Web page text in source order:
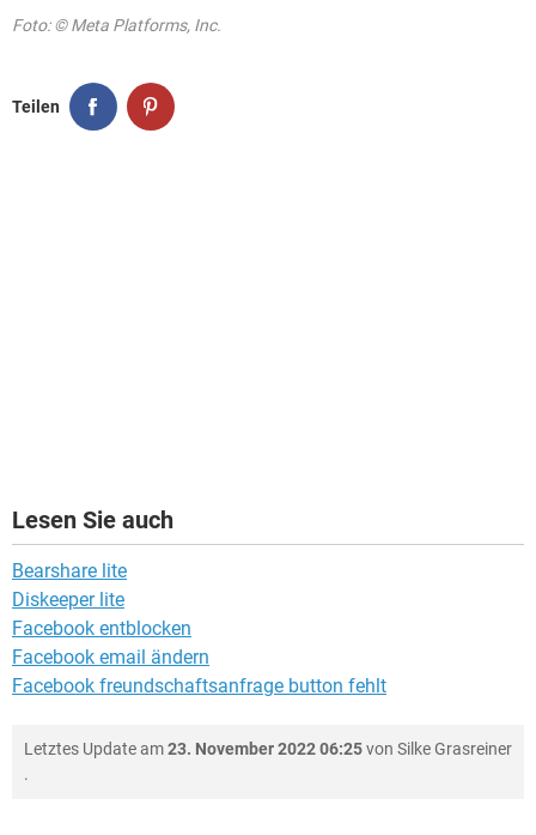
Foto: © Meta Platforms, Inc.
Teilen
Lesen Sie auch
Bearshare lite
Diskeeper lite
Facebook entblocken
Facebook email ändern
Facebook freundschaftsanfrage button fehlt
Letztes Update am23. November 2022 06:25von Silke Grasreiner
.